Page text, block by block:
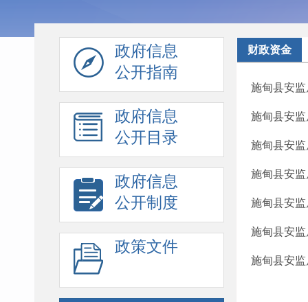
政府信息
公开指南
政府信息
公开目录
政府信息
公开制度
政策文件
财政资金
施甸县安监
施甸县安
施甸县安
施甸县安
施甸县安
施甸县安
施甸县安监